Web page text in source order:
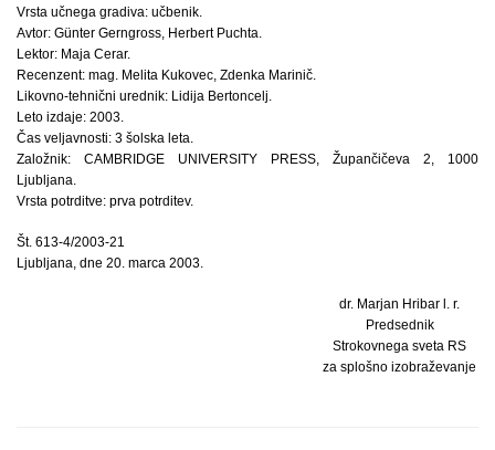
Vrsta učnega gradiva: učbenik.
Avtor: Günter Gerngross, Herbert Puchta.
Lektor: Maja Cerar.
Recenzent: mag. Melita Kukovec, Zdenka Marinič.
Likovno-tehnični urednik: Lidija Bertoncelj.
Leto izdaje: 2003.
Čas veljavnosti: 3 šolska leta.
Založnik: CAMBRIDGE UNIVERSITY PRESS, Župančičeva 2, 1000
Ljubljana.
Vrsta potrditve: prva potrditev.
Št. 613-4/2003-21
Ljubljana, dne 20. marca 2003.
dr. Marjan Hribar l. r.
Predsednik
Strokovnega sveta RS
za splošno izobraževanje